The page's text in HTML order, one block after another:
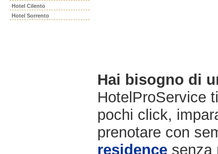
Hotel Cilento
Hotel Sorrento
Hai bisogno di
HotelProService
pochi click,
prenotare con
residence senza